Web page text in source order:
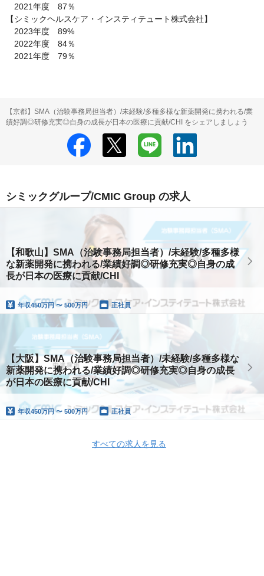
2021年度　87％
【シミックヘルスケア・インスティテュート株式会社】
2023年度　89%
2022年度　84％
2021年度　79％
【京都】SMA（治験事務局担当者）/未経験/多種多様な新薬開発に携われる/業
績好調◎研修充実◎自身の成長が日本の医療に貢献/CHI をシェアしましょう
シミックグループ/CMIC Group の求人
【和歌山】SMA（治験事務局担当者）/未経験/多種多様
な新薬開発に携われる/業績好調◎研修充実◎自身の成
長が日本の医療に貢献/CHI
年収450万円 〜 500万円 正社員
【大阪】SMA（治験事務局担当者）/未経験/多種多様な
新薬開発に携われる/業績好調◎研修充実◎自身の成長
が日本の医療に貢献/CHI
年収450万円 〜 500万円 正社員
すべての求人を見る